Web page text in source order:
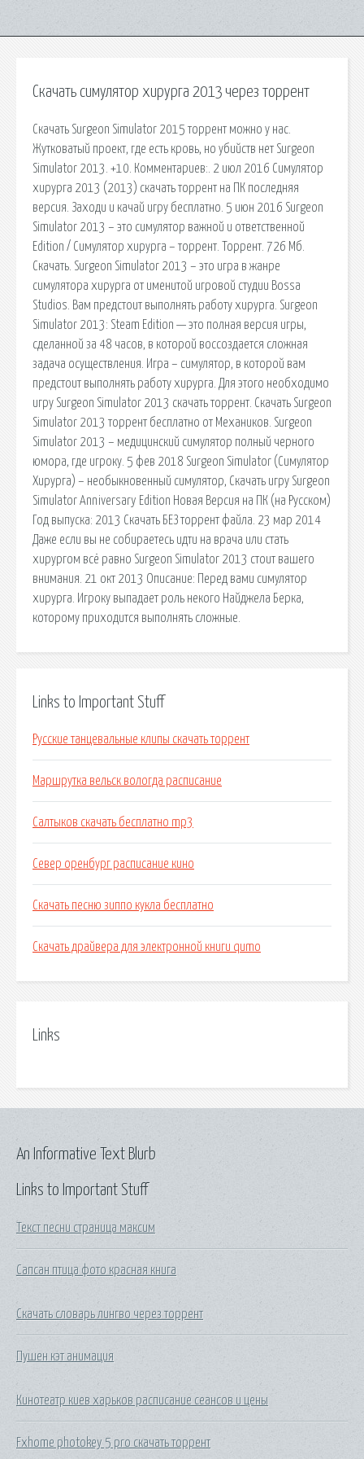
Скачать симулятор хирурга 2013 через торрент
Скачать Surgeon Simulator 2015 торрент можно у нас.
Жутковатый проект, где есть кровь, но убийств нет Surgeon
Simulator 2013. +10. Комментариев:. 2 июл 2016 Симулятор
хирурга 2013 (2013) скачать торрент на ПК последняя
версия. Заходи и качай игру бесплатно. 5 июн 2016 Surgeon
Simulator 2013 – это симулятор важной и ответственной
Edition / Симулятор хирурга – торрент. Торрент. 726 Мб.
Скачать. Surgeon Simulator 2013 – это игра в жанре
симулятора хирурга от именитой игровой студии Bossa
Studios. Вам предстоит выполнять работу хирурга. Surgeon
Simulator 2013: Steam Edition — это полная версия игры,
сделанной за 48 часов, в которой воссоздается сложная
задача осуществления. Игра – симулятор, в которой вам
предстоит выполнять работу хирурга. Для этого необходимо
игру Surgeon Simulator 2013 скачать торрент. Скачать Surgeon
Simulator 2013 торрент бесплатно от Механиков. Surgeon
Simulator 2013 – медицинский симулятор полный черного
юмора, где игроку. 5 фев 2018 Surgeon Simulator (Симулятор
Хирурга) – необыкновенный симулятор, Скачать игру Surgeon
Simulator Anniversary Edition Новая Версия на ПК (на Русском)
Год выпуска: 2013 Скачать БЕЗ торрент файла. 23 мар 2014
Даже если вы не собираетесь идти на врача или стать
хирургом всё равно Surgeon Simulator 2013 стоит вашего
внимания. 21 окт 2013 Описание: Перед вами симулятор
хирурга. Игроку выпадает роль некого Найджела Берка,
которому приходится выполнять сложные.
Links to Important Stuff
Русские танцевальные клипы скачать торрент
Маршрутка вельск вологда расписание
Салтыков скачать бесплатно mp3
Север оренбург расписание кино
Скачать песню зиппо кукла бесплатно
Скачать драйвера для электронной книги qumo
Links
Links to Important Stuff
Текст песни страница максим
Сапсан птица фото красная книга
Скачать словарь лингво через торрент
Пушен кэт анимация
Кинотеатр киев харьков расписание сеансов и цены
Fxhome photokey 5 pro скачать торрент
An Informative Text Blurb